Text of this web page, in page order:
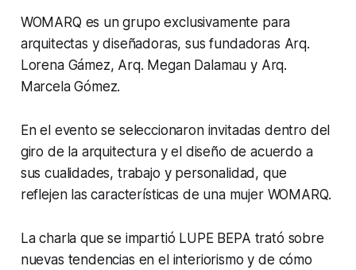
WOMARQ es un grupo exclusivamente para
arquitectas y diseñadoras, sus fundadoras Arq.
Lorena Gámez, Arq. Megan Dalamau y Arq.
Marcela Gómez.
En el evento se seleccionaron invitadas dentro del
giro de la arquitectura y el diseño de acuerdo a
sus cualidades, trabajo y personalidad, que
reflejen las características de una mujer WOMARQ.
La charla que se impartió LUPE BEPA trató sobre
nuevas tendencias en el interiorismo y de cómo